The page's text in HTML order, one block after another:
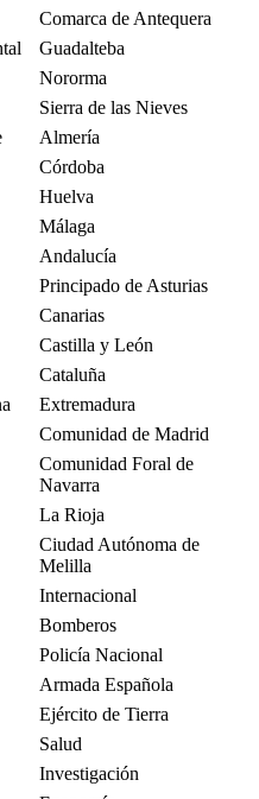
Comarca de Antequera
Guadalteba
Nororma
Sierra de las Nieves
Almería
Córdoba
Huelva
Málaga
Andalucía
Principado de Asturias
Canarias
Castilla y León
Cataluña
Extremadura
Comunidad de Madrid
Comunidad Foral de
Navarra
La Rioja
Ciudad Autónoma de
Melilla
Internacional
Bomberos
Policía Nacional
Armada Española
Ejército de Tierra
Salud
Investigación